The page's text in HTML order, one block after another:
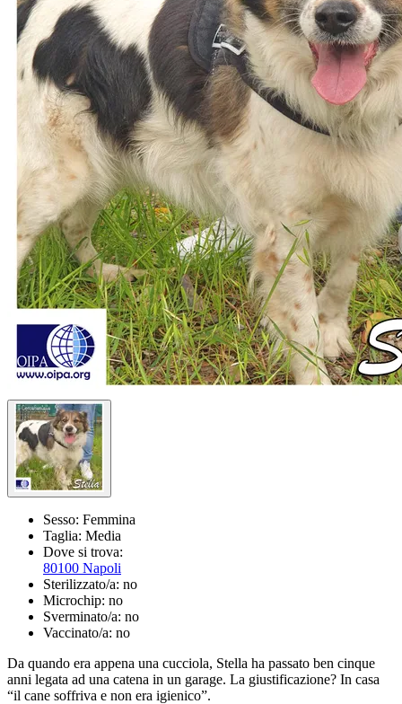
Sesso: Femmina
Taglia: Media
Dove si trova:
80100 Napoli
Sterilizzato/a: no
Microchip: no
Sverminato/a: no
Vaccinato/a: no
Da quando era appena una cucciola, Stella ha passato ben cinque
anni legata ad una catena in un garage. La giustificazione? In casa
“il cane soffriva e non era igienico”.